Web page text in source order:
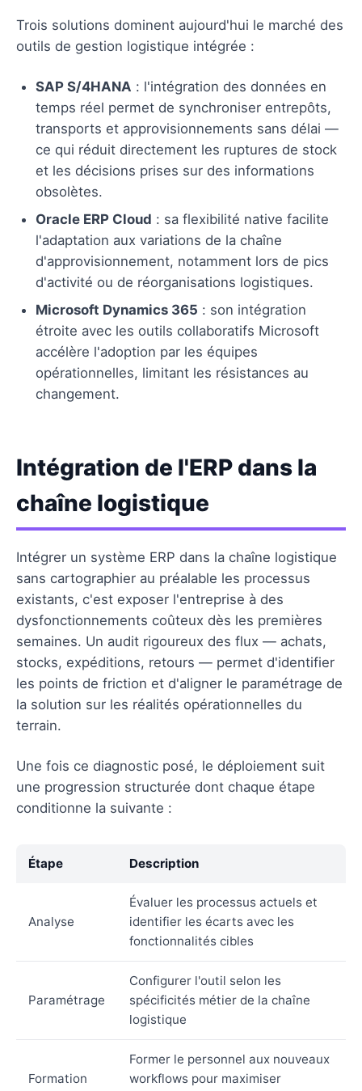
Trois solutions dominent aujourd'hui le marché des
outils de gestion logistique intégrée :
SAP S/4HANA : l'intégration des données en
temps réel permet de synchroniser entrepôts,
transports et approvisionnements sans délai —
ce qui réduit directement les ruptures de stock
et les décisions prises sur des informations
obsolètes.
Oracle ERP Cloud : sa flexibilité native facilite
l'adaptation aux variations de la chaîne
d'approvisionnement, notamment lors de pics
d'activité ou de réorganisations logistiques.
Microsoft Dynamics 365 : son intégration
étroite avec les outils collaboratifs Microsoft
accélère l'adoption par les équipes
opérationnelles, limitant les résistances au
changement.
Intégration de l'ERP dans la
chaîne logistique
Intégrer un système ERP dans la chaîne logistique
sans cartographier au préalable les processus
existants, c'est exposer l'entreprise à des
dysfonctionnements coûteux dès les premières
semaines. Un audit rigoureux des flux — achats,
stocks, expéditions, retours — permet d'identifier
les points de friction et d'aligner le paramétrage de
la solution sur les réalités opérationnelles du
terrain.
Une fois ce diagnostic posé, le déploiement suit
une progression structurée dont chaque étape
conditionne la suivante :
Étape Description
Analyse
Évaluer les processus actuels et
identifier les écarts avec les
fonctionnalités cibles
Paramétrage
Configurer l'outil selon les
spécificités métier de la chaîne
logistique
Formation
Former le personnel aux nouveaux
workflows pour maximiser